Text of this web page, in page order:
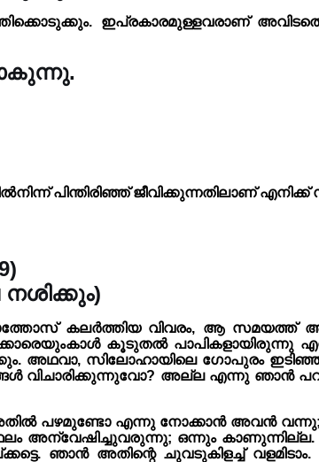
ഇപ്രകാരമുള്ളവരാണ്
പിന്തിരിഞ്ഞ് ജീവിക്കുന്നതിലാണ്
കലർത്തിയ വിവരം, ആ സമയത്ത്
കൂടുതൽ
അഥവാ, സിലോഹായിലെ ഗോപുരം
വിചാരിക്കുന്നുവോ? അല്ല എന്നു ഞാൻ
പഴമുണ്ടോ എന്നു നോക്കാൻ അവൻ
ഒന്നും കാണുന്നില്ല.
ഞാൻ അതിന്റെ ചുവടുകിളച്ച് വളമിടാം.